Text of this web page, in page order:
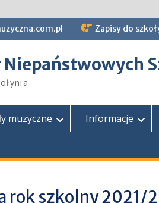
Zapisy do
Niepaństwowych
muzyczne Informacje
rok szkolny 2021/